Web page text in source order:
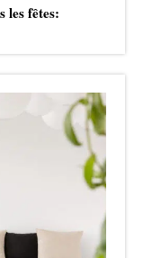
les fêtes: